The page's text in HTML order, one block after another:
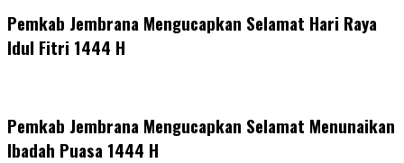
Pemkab Jembrana Mengucapkan Selamat Hari Raya
Idul Fitri 1444 H
Pemkab Jembrana Mengucapkan Selamat Menunaikan
Ibadah Puasa 1444 H